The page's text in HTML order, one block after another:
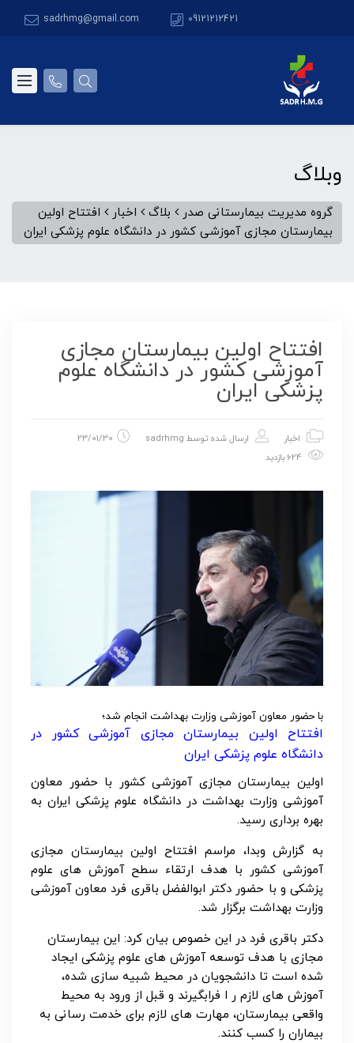
09121212421
sadrhmg@gmail.com
وبلاگ
گروه مدیریت بیمارستانی صدر بلاگ اخبار
افتتاح اولین
بیمارستان مجازی آموزشی کشور در دانشگاه علوم پزشکی ایران
افتتاح اولین بیمارستان مجازی
آموزشی کشور در دانشگاه علوم
پزشکی ایران
اخبار ارسال شده توسط sadrhmg
23/01/30
با حضور معاون آموزشی وزارت بهداشت انجام شد؛
افتتاح اولین بیمارستان مجازی آموزشی کشور در
دانشگاه علوم پزشکی ایران
اولین بیمارستان مجازی آموزشی کشور با حضور معاون
آموزشی وزارت بهداشت در دانشگاه علوم پزشکی ایران به
بهره برداری رسید.
به گزارش وبدا، مراسم افتتاح اولین بیمارستان مجازی
آموزشی کشور با هدف ارتقاء سطح آموزش های علوم
پزشکی و با حضور دکتر ابوالفضل باقری فرد معاون آموزشی
وزارت بهداشت برگزار شد.
دکتر باقری فرد در این خصوص بیان کرد: این بیمارستان
مجازی با هدف توسعه آموزش های علوم پزشکی ایجاد
شده است تا دانشجویان در محیط شبیه سازی شده،
آموزش های لازم ر ا فرابگیرند و قبل از ورود به محیط
واقعی بیمارستان، مهارت های لازم برای خدمت رسانی به
بیماران را کسب کنند.